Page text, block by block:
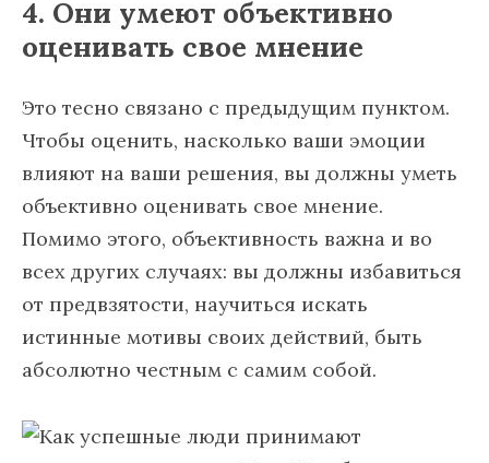
4. Они умеют объективно
оценивать свое мнение
Это тесно связано с предыдущим пунктом.
Чтобы оценить, насколько ваши эмоции
влияют на ваши решения, вы должны уметь
объективно оценивать свое мнение.
Помимо этого, объективность важна и во
всех других случаях: вы должны избавиться
от предвзятости, научиться искать
истинные мотивы своих действий, быть
абсолютно честным с самим собой.